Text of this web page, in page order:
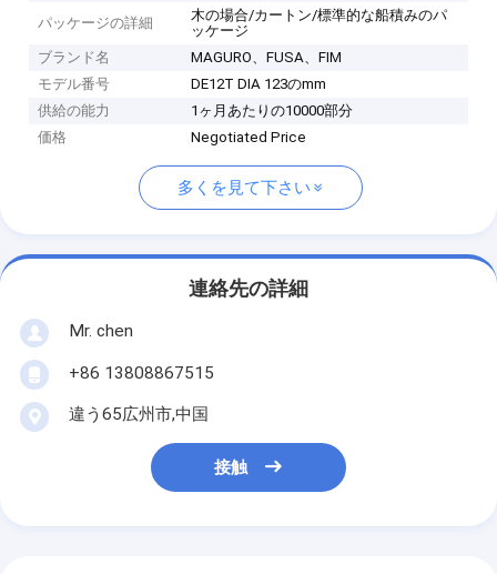
パッケージの詳細
木の場合/カートン/標準的な船積みのパ
ッケージ
ブランド名
MAGURO、FUSA、FIM
モデル番号
DE12T DIA 123のmm
供給の能力
1ヶ月あたりの10000部分
価格
Negotiated Price
多くを見て下さい
連絡先の詳細
Mr. chen
+86 13808867515
違う65広州市,中国
接触